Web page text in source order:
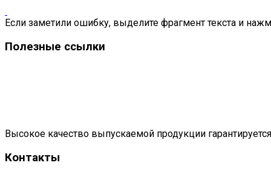
Если заметили ошибку, выделите фрагмент текста и
Полезные ссылки
Высокое качество выпускаемой продукции
Контакты